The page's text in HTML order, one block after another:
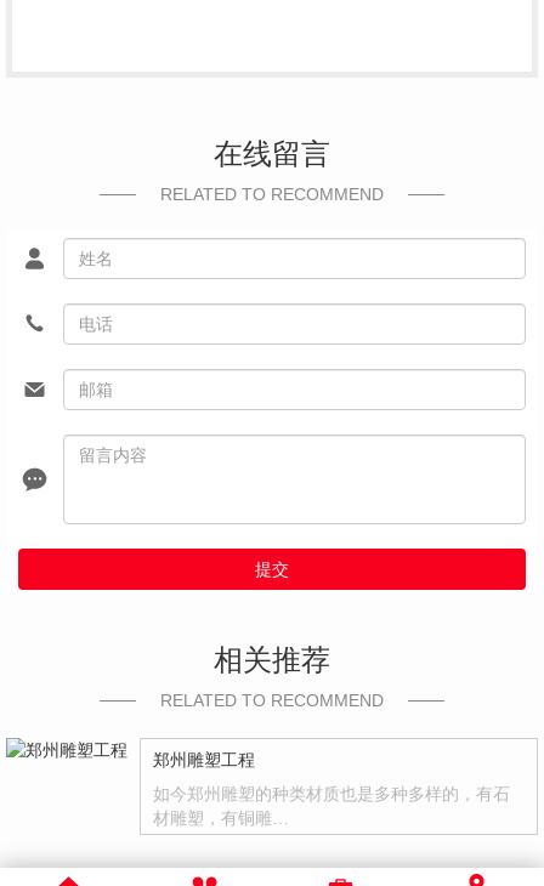
在线留言
RELATED TO RECOMMEND
提交
相关推荐
RELATED TO RECOMMEND
郑州雕塑工程
如今郑州雕塑的种类材质也是多种多样的，有石
材雕塑，有铜雕…